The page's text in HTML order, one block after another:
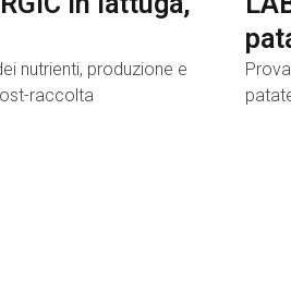
nutrienti, produzione e
raccolta